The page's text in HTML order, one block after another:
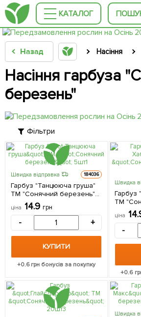
КАТАЛОГ
Назад Насіння
Насіння гарбуза
березень"
Фільтри
Швидка відправка 184036
Гарбуз "Танцююча груша"
ТМ "Сонячний березень"
ціна 14.9 грн
- +
КУПИТИ
+0.6грн бонусів за покупку
Швидка
Гарбуз
ТМ
10шт
ціна
-
+0.6
Швидка